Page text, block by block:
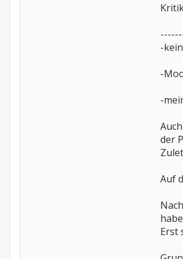
-
-
-
der
Auf
Erst